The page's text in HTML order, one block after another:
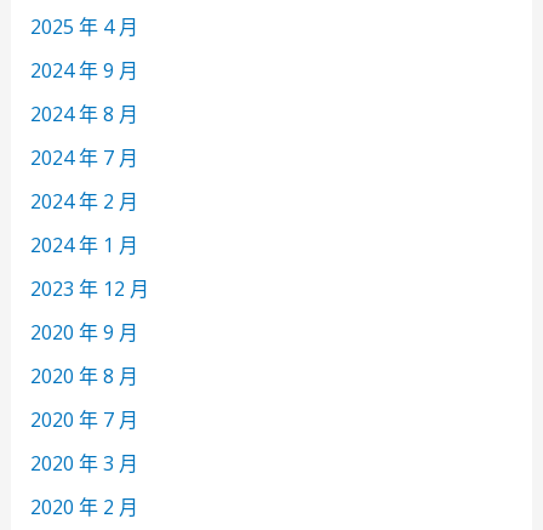
2025 年 4 月
2024 年 9 月
2024 年 8 月
2024 年 7 月
2024 年 2 月
2024 年 1 月
2023 年 12 月
2020 年 9 月
2020 年 8 月
2020 年 7 月
2020 年 3 月
2020 年 2 月